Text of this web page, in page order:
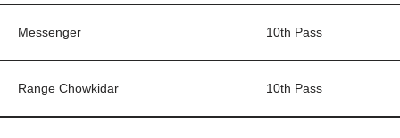
Messenger 10th Pass
Range Chowkidar 10th Pass